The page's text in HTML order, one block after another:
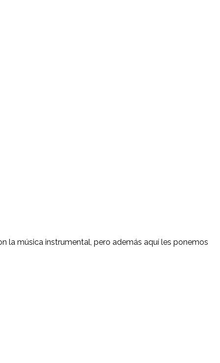
la música instrumental, pero además aquí les ponemos